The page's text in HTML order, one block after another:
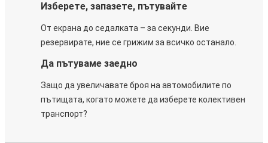
Изберете, запазете, пътувайте
От екрана до седалката – за секунди. Вие
резервирате, ние се грижим за всичко останало.
Да пътуваме заедно
Защо да увеличавате броя на автомобилите по
пътищата, когато можете да изберете колективен
транспорт?